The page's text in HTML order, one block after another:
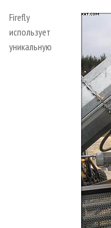
Firefly
использует
уникальную